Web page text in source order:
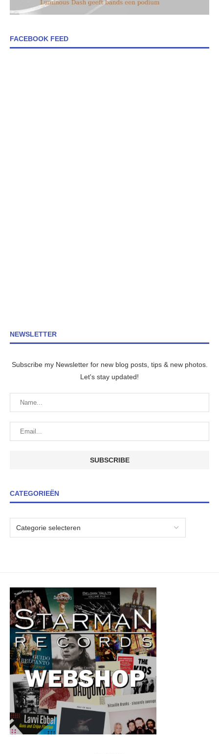
FACEBOOK FEED
NEWSLETTER
Subscribe my Newsletter for new blog posts, tips & new photos.
Let's stay updated!
CATEGORIEËN